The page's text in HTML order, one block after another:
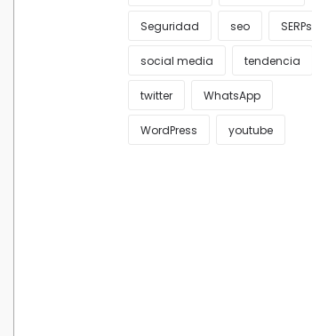
Seguridad seo SERPs
social media tendencia
twitter WhatsApp
WordPress youtube